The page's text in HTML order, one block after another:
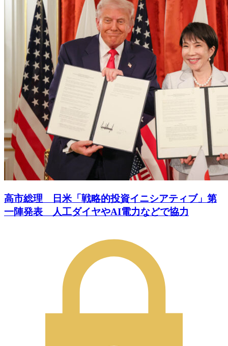
高市総理 日米「戦略的投資イニシアティブ」第
一陣発表 人工ダイヤやAI電力などで協力